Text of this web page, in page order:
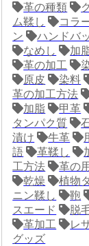
革の種類
ム鞣し
コラ
ン
ハンドバ
なめし
加
革の加工
原皮
染料
革の加工方法
加脂
甲革
タンパク質
漬け
牛革
語
革鞣し
工方法
革の
乾燥
植物
ニン鞣し
鞄
スエード
脱
革加工
レ
グッズ